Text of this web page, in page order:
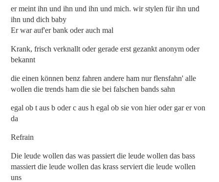
er meint ihn und ihn und ihn und mich. wir stylen für ihn und
ihn und dich baby
Er war auf'er bank oder auch mal
Krank, frisch verknallt oder gerade erst gezankt anonym oder
bekannt
die einen können benz fahren andere ham nur flensfahn' alle
wollen die trends ham die sie bei falschen bands sahn
egal ob t aus b oder c aus h egal ob sie von hier oder gar er von
da
Refrain
Die leude wollen das was passiert die leude wollen das bass
massiert die leude wollen das krass serviert die leude wollen
uns